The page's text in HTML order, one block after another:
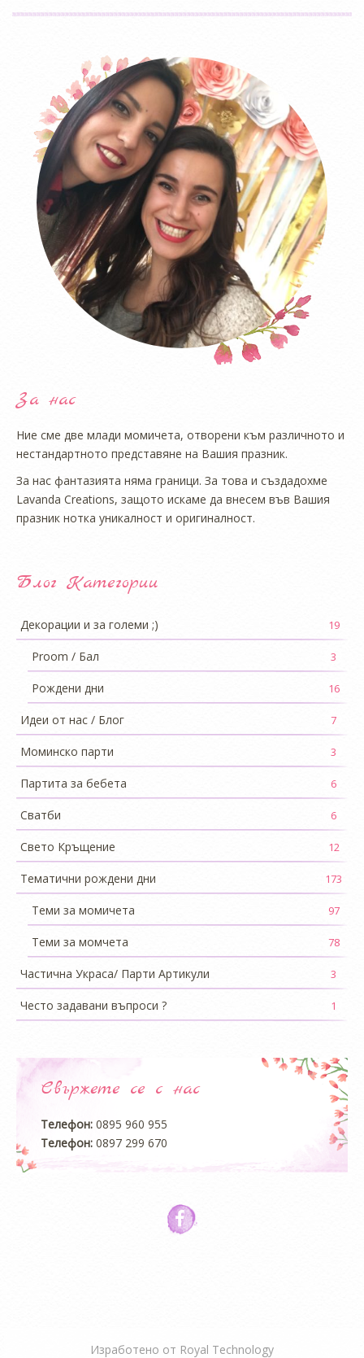
За нас
Ние сме две млади момичета, отворени към различното и
нестандартното представяне на Вашия празник.
За нас фантазията няма граници. За това и създадохме
Lavanda Creations, защото искаме да внесем във Вашия
празник нотка уникалност и оригиналност.
Блог Категории
Декорации и за големи ;) 19
Proom / Бал 3
Рождени дни 16
Идеи от нас / Блог 7
Моминско парти 3
Партита за бебета 6
Сватби 6
Свето Кръщение 12
Тематични рождени дни 173
Теми за момичета 97
Теми за момчета 78
Частична Украса/ Парти Артикули 3
Често задавани въпроси ? 1
Свържете се с нас
Телефон: 0895 960 955
Телефон: 0897 299 670
Изработено от Royal Technology